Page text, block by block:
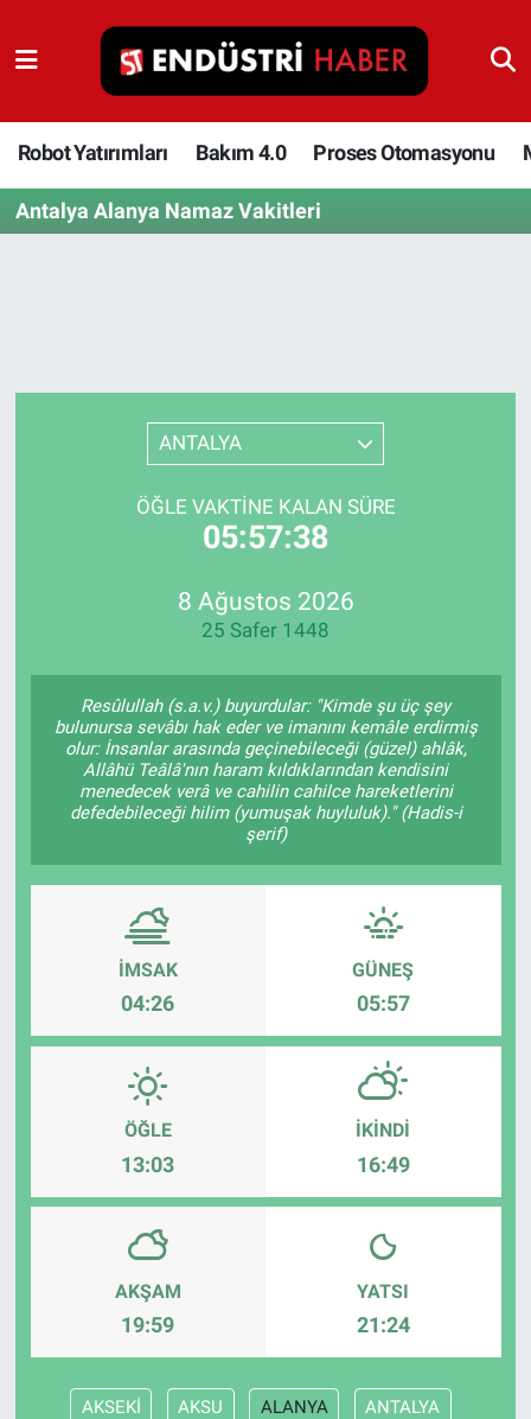
Robot Yatırımları Bakım 4.0 Proses Otomasyonu
Antalya Alanya Namaz Vakitleri
ANTALYA
ÖĞLE VAKTINE KALAN SÜRE
05:57:38
8 Ağustos 2026
25 Safer 1448
Resûlullah (s.a.v.) buyurdular: "Kimde şu üç şey
bulunursa sevâbı hak eder ve imanını kemâle erdirmiş
olur: İnsanlar arasında geçinebileceği (güzel) ahlâk,
Allâhü Teâlâ'nın haram kıldıklarından kendisini
menedecek verâ ve cahilin cahilce hareketlerini
defedebileceği hilim (yumuşak huyluluk)." (Hadis-i
şerif)
İMSAK
04:26
GÜNEŞ
05:57
ÖĞLE
13:03
İKINDI
16:49
AKŞAM
19:59
YATSI
21:24
AKSEKİ AKSU ALANYA ANTALYA
Robot Yatırımları
Bakım 4.0
Proses Otomasyonu
Depolama Çözümleri
İnşaat ve Malzeme
HaberOrtak
Enerjisini Üreten Fabrikalar
Endüstri 4.0 Uygulamaları
Ağır Sanayi Çözümleri